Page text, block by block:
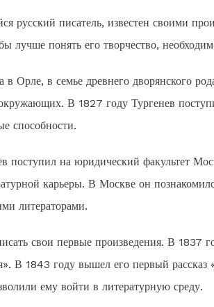
русский писатель, известен своими
лучше понять его творчество,
в Орле, в семье древнего дворянского
В 1827 году Тургенев
способности.
на юридический факультет
карьеры. В Москве он
литераторами.
свои первые произведения. В 1837
В 1843 году вышел его первый
ему войти в литературную среду.